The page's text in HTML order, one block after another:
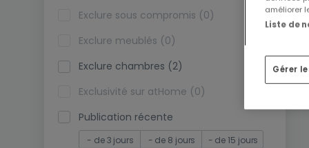
Exclure sous compromis (0)
Exclure meublés (0)
Exclure chambres (2)
Exclusivité sur atHome (0)
Publication récente
- de 3 jours - de 8 jours - de 15 jours
améliorer
Liste de
Gérer